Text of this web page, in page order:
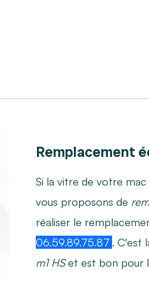
Remplacement
Si la vitre de votre
vous proposons de
réaliser le
06.59.89.75.87 . C'est
m1 HSet est bon pour